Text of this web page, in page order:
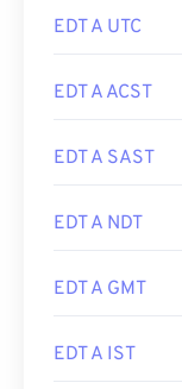
EDT A UTC
EDT A ACST
EDT A SAST
EDT A NDT
EDT A GMT
EDT A IST